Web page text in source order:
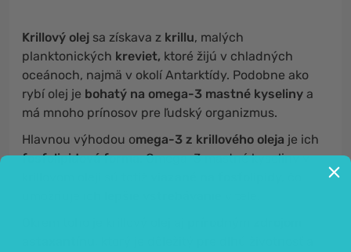
Krillový olej sa získava z krillu, malých
planktonických kreviet, ktoré žijú v chladných
oceánoch, najmä v okolí Antarktídy. Podobne ako
rybí olej je bohatý na omega-3 mastné kyseliny a
má mnoho prínosov pre ľudský organizmus.
Hlavnou výhodou omega-3 z krillového oleja je ich
fosfolipidová forma. Omega-3 mastné kyseliny v